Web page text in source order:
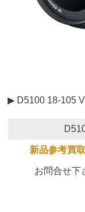
▶ D5100 18-105
新品参考買
お問合せ下